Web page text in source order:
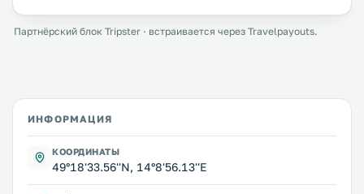
Партнёрский блок Tripster · встраивается через Travelpayouts.
ИНФОРМАЦИЯ
КООРДИНАТЫ
49°18'33.56''N, 14°8'56.13''E